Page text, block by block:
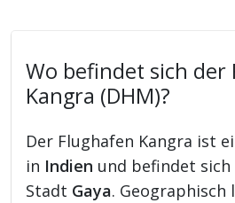
Wo befindet sich der
Kangra (DHM)?
Der Flughafen Kangra ist
in Indien und befindet
Stadt Gaya. Geographisch